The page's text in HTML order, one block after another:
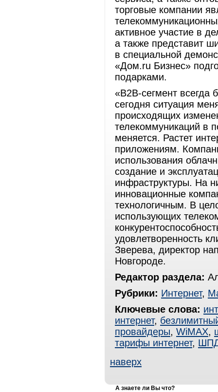
торговые компании
активное участие в
а также представит
в специальной
«Дом.ru Бизнес»
подарками.
«B2B-сегмент всегда
сегодня ситуация
происходящих
телекоммуникаций в
меняется. Растет
приложениям.
использования
создание и
инфраструктуры. На
инновационные
технологичным. В
использующих
удовлетворенность
Зверева, директор
Новгороде.
Редактор раздела:
Рубрики: Интернет,
Ключевые слова:
интернет,
провайдеры, WiMAX,
тарифы интернет,
наверх
А знаете ли Вы что?